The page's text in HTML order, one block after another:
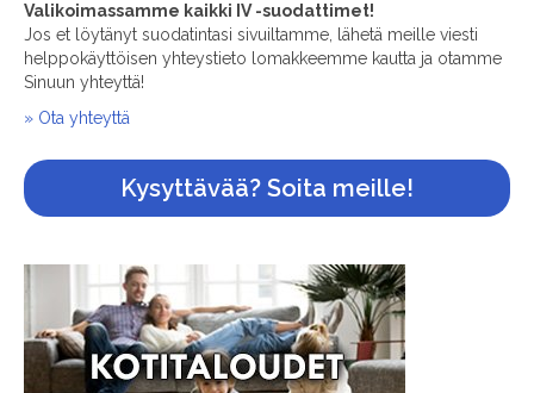
Valikoimassamme kaikki IV -suodattimet!
Jos et löytänyt suodatintasi sivuiltamme, lähetä meille viesti
helppokäyttöisen yhteystieto lomakkeemme kautta ja otamme
Sinuun yhteyttä!
» Ota yhteyttä
Kysyttävää? Soita meille!